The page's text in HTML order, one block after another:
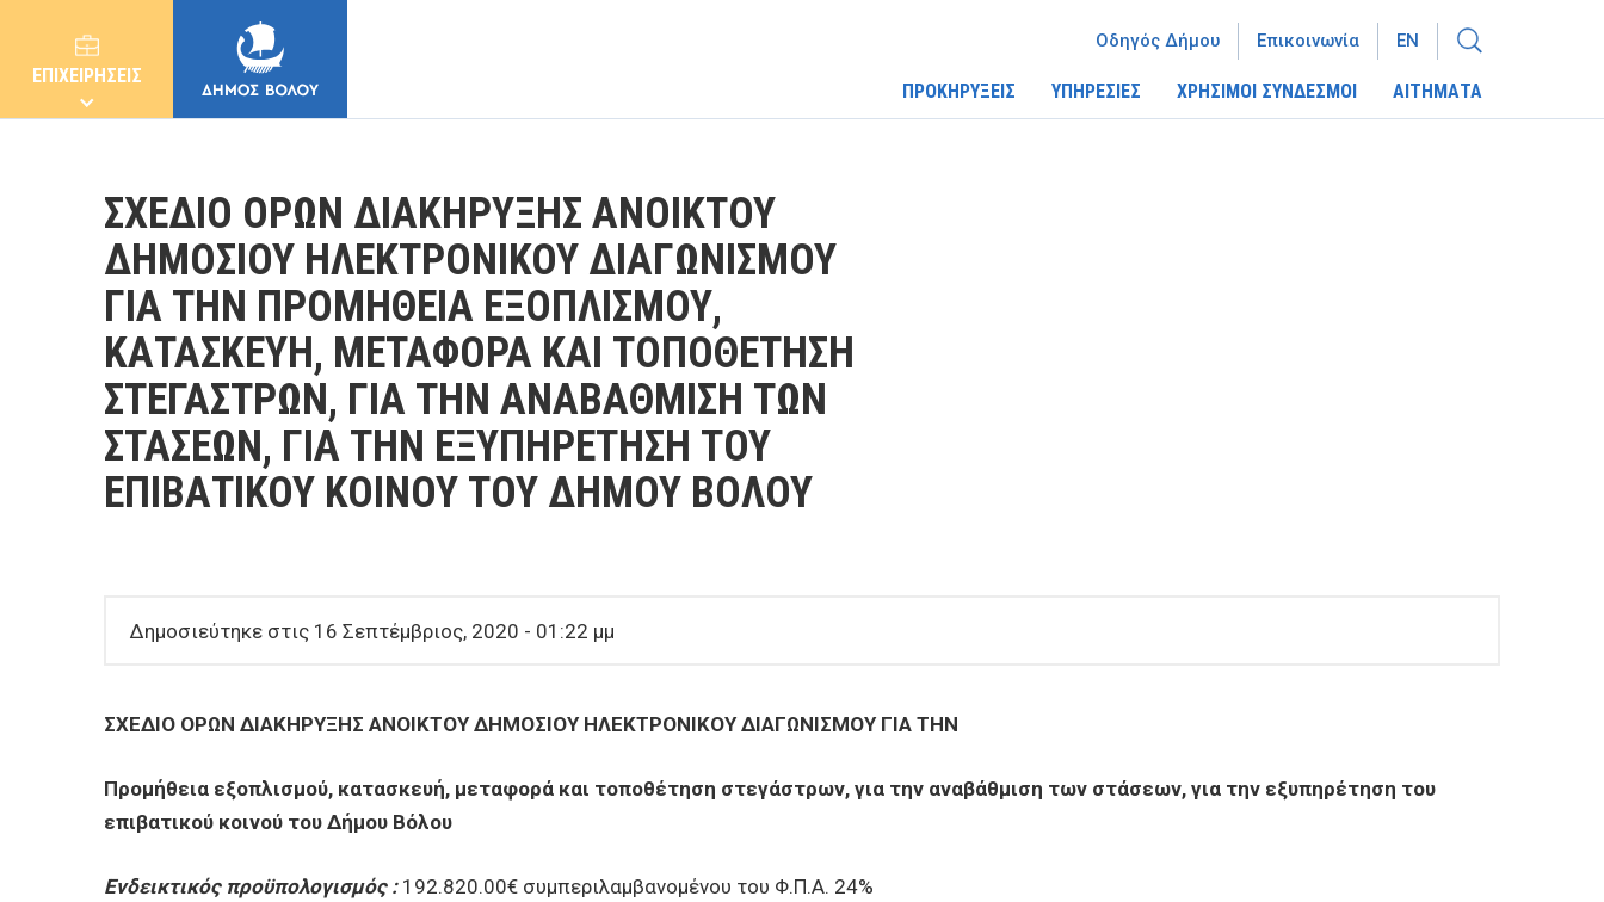
ΕΠΙΧΕΙΡΗΣΕΙΣ
E-ΥΠΗΡΕΣΙΕΣ
ΠΡΟΚΗΡΥΞΕΙΣ ΥΠΗΡΕΣΙΕΣ ΧΡΗΣΙΜΟΙ ΣΥΝΔΕΣΜΟΙ ΑΙΤΗΜΑΤΑ
Οδηγός Δήμου Επικοινωνία EN
ΣΧΕΔΙΟ ΟΡΩΝ ΔΙΑΚΗΡΥΞΗΣ ΑΝΟΙΚΤΟΥ
ΔΗΜΟΣΙΟΥ ΗΛΕΚΤΡΟΝΙΚΟΥ ΔΙΑΓΩΝΙΣΜΟΥ
ΓΙΑ ΤΗΝ ΠΡΟΜΗΘΕΙΑ ΕΞΟΠΛΙΣΜΟΥ,
ΚΑΤΑΣΚΕΥΗ, ΜΕΤΑΦΟΡΑ ΚΑΙ ΤΟΠΟΘΕΤΗΣΗ
ΣΤΕΓΑΣΤΡΩΝ, ΓΙΑ ΤΗΝ ΑΝΑΒΑΘΜΙΣΗ ΤΩΝ
ΣΤΑΣΕΩΝ, ΓΙΑ ΤΗΝ ΕΞΥΠΗΡΕΤΗΣΗ ΤΟΥ
ΕΠΙΒΑΤΙΚΟΥ ΚΟΙΝΟΥ ΤΟΥ ΔΗΜΟΥ ΒΟΛΟΥ
Δημοσιεύτηκε στις 16 Σεπτέμβριος, 2020 - 01:22 μμ
ΣΧΕΔΙΟ ΟΡΩΝ ΔΙΑΚΗΡΥΞΗΣ ΑΝΟΙΚΤΟΥ ΔΗΜΟΣΙΟΥ ΗΛΕΚΤΡΟΝΙΚΟΥ ΔΙΑΓΩΝΙΣΜΟΥ ΓΙΑ ΤΗΝ
Προμήθεια εξοπλισμού, κατασκευή, μεταφορά και τοποθέτηση στεγάστρων, για την αναβάθμιση των στάσεων, για την εξυπηρέτηση του
επιβατικού κοινού του Δήμου Βόλου
Ενδεικτικός προϋπολογισμός : 192.820.00€ συμπεριλαμβανομένου του Φ.Π.Α. 24%